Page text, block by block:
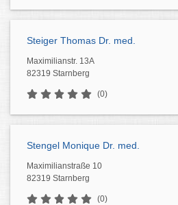
Steiger Thomas Dr. med.
Maximilianstr. 13A
82319 Starnberg
(0)
Stengel Monique Dr. med.
Maximilianstraße 10
82319 Starnberg
(0)